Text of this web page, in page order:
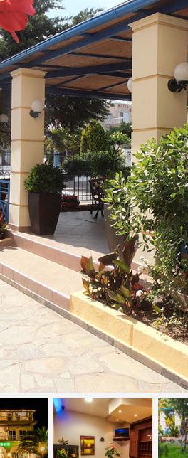
фотографії